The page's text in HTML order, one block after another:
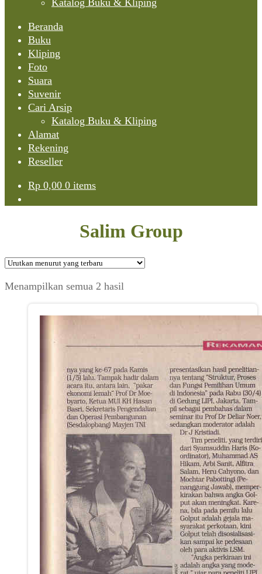
Katalog Buku & Kliping
Beranda
Buku
Kliping
Foto
Suara
Suvenir
Cari Arsip
Katalog Buku & Kliping
Alamat
Rekening
Reseller
Rp 0,00 0 items
Salim Group
Menampilkan semua 2 hasil
yang